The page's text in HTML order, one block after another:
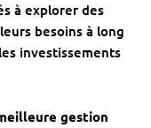
à explorer des
besoins à long
investissements
gestion